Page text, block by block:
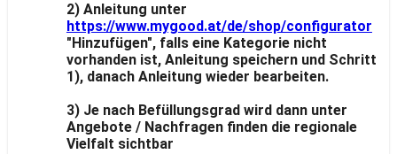
2) Anleitung unter
https://www.mygood.at/de/shop/configurator
"Hinzufügen", falls eine Kategorie nicht
vorhanden ist, Anleitung speichern und Schritt
1), danach Anleitung wieder bearbeiten.
3) Je nach Befüllungsgrad wird dann unter
Angebote / Nachfragen finden die regionale
Vielfalt sichtbar